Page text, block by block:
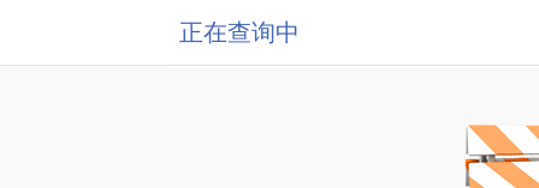
正在查询中